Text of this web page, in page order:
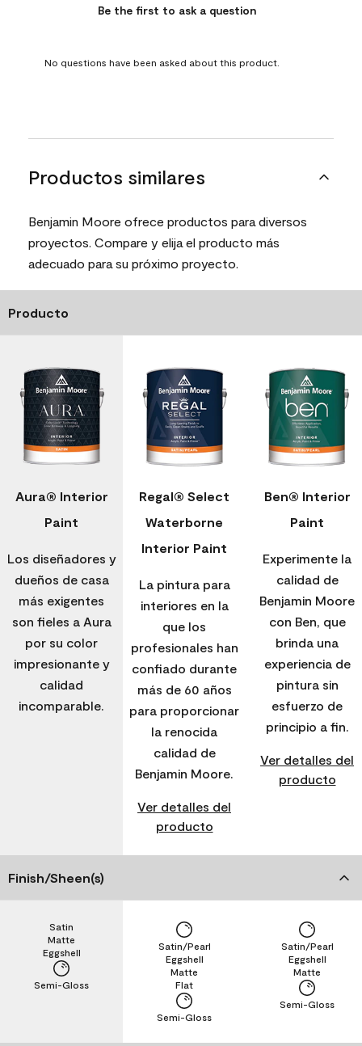
Be the first to ask a question
No questions have been asked about this product.
Productos similares
Benjamin Moore ofrece productos para diversos
proyectos. Compare y elija el producto más
adecuado para su próximo proyecto.
Producto
Aura® Interior
Paint
Los diseñadores y
dueños de casa
más exigentes
son fieles a Aura
por su color
impresionante y
calidad
incomparable.
Regal® Select
Waterborne
Interior Paint
La pintura para
interiores en la
que los
profesionales han
confiado durante
más de 60 años
para proporcionar
la renocida
calidad de
Benjamin Moore.
Ver detalles del
producto
Ben® Interior
Paint
Experimente la
calidad de
Benjamin Moore
con Ben, que
brinda una
experiencia de
pintura sin
esfuerzo de
principio a fin.
Ver detalles del
producto
Finish/Sheen(s)
Semi-Gloss
Eggshell
Matte
Satin
Semi-Gloss
Flat
Matte
Eggshell
Satin/Pearl
Semi-Gloss
Matte
Eggshell
Satin/Pearl